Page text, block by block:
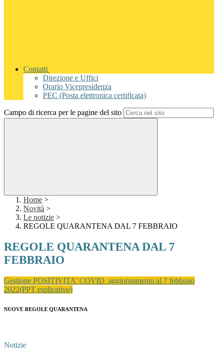
Contatti
Direzione e Uffici
Orario Vicepresidenza
PEC (Posta elettronica certificata)
Campo di ricerca per le pagine del sito
Home >
Novità >
Le notizie >
REGOLE QUARANTENA DAL 7 FEBBRAIO
REGOLE QUARANTENA DAL 7
FEBBRAIO
Gestione POSITIVITA' COVID_aggiornamento al 7 febbraio
2022(PPT esplicativo)
NUOVE REGOLE QUARANTENA
Notizie